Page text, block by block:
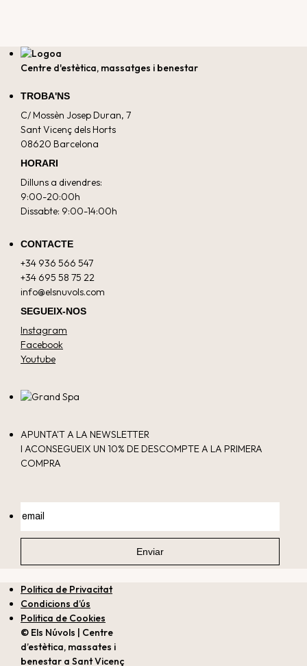
Centre d'estètica, massatges i benestar
TROBA'NS
C/ Mossèn Josep Duran, 7
Sant Vicenç dels Horts
08620 Barcelona
HORARI
Dilluns a divendres:
9:00-20:00h
Dissabte: 9:00-14:00h
CONTACTE
+34 936 566 547
+34 695 58 75 22
info@elsnuvols.com
SEGUEIX-NOS
Instagram
Facebook
Youtube
APUNTA'T A LA NEWSLETTER
I ACONSEGUEIX UN 10% DE DESCOMPTE A LA PRIMERA
COMPRA
Politica de Privacitat
Condicions d’ús
Politica de Cookies
© Els Núvols | Centre
d’estètica, massates i
benestar a Sant Vicenç